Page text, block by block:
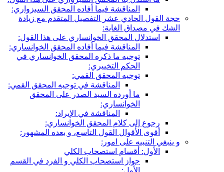
المناقشة فيما أفاده المحقق السبزواري:
حجة القول الحادي عشر التفصيل المتقدم مع زيادة
الشك في مصداق الغاية:
استدلال المحقق الخوانساري على هذا القول:
المناقشة فيما أفاده المحقق الخوانساري:
توجيه ما ذكره المحقق الخوانساري في
الحكم التخييري:
توجيه المحقق القمي:
المناقشة في توجيه المحقق القمي:
ما أورده السيد الصدر على المحقق
الخوانساري:
المناقشة في الإيراد:
رجوع إلى كلام المحقق الخوانساري:
أقوى الأقوال القول التاسع، و بعده المشهور:
و ينبغي التنبيه على امور:
الأول: أقسام استصحاب الكلي
جواز استصحاب الكلي و الفرد في القسم
الأول: